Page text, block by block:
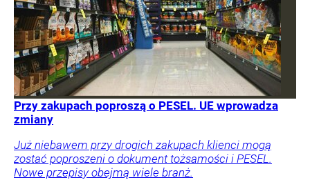
Przy zakupach poproszą o PESEL. UE wprowadza
zmiany
Już niebawem przy drogich zakupach klienci mogą
zostać poproszeni o dokument tożsamości i PESEL.
Nowe przepisy obejmą wiele branż.